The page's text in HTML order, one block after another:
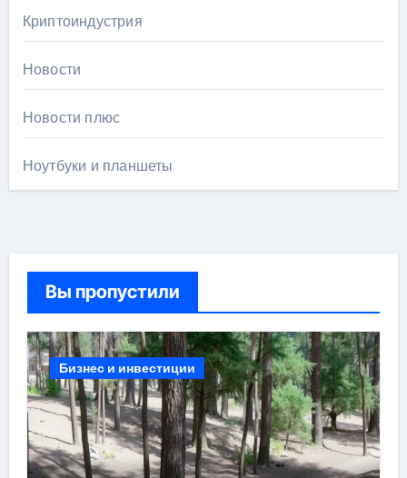
Криптоиндустрия
Новости
Новости плюс
Ноутбуки и планшеты
Вы пропустили
Бизнес и инвестиции